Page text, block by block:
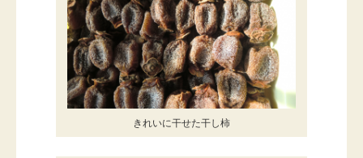
きれいに干せた干し柿